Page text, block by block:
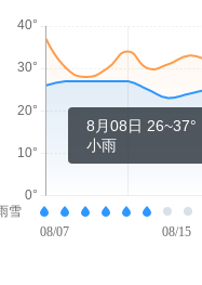
8月08日 26~37°
小雨
雪
08/07
08/15